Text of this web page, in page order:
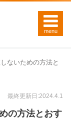
ないための方法と
最終更新日:2024.4.1
の方法とおす